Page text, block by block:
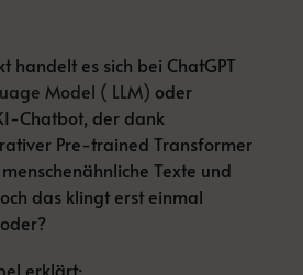
handelt es sich bei ChatGPT
Model ( LLM) oder
Chatbot, der dank
Pre-trained Transformer
Texte und
das klingt erst einmal
erklärt: